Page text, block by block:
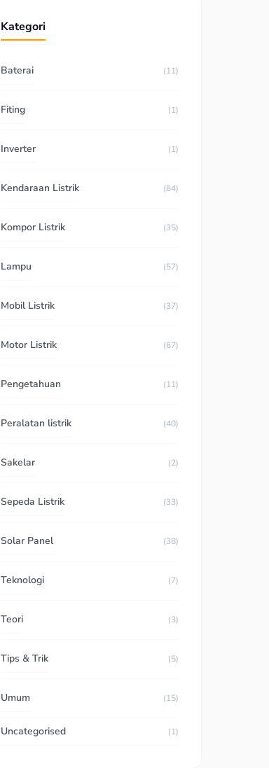
Kategori
Baterai (11)
Fiting (1)
Inverter (1)
Kendaraan Listrik (84)
Kompor Listrik (35)
Lampu (57)
Mobil Listrik (37)
Motor Listrik (67)
Pengetahuan (11)
Peralatan listrik (40)
Sakelar (2)
Sepeda Listrik (33)
Solar Panel (38)
Teknologi (7)
Teori (3)
Tips & Trik (5)
Umum (15)
Uncategorised (1)